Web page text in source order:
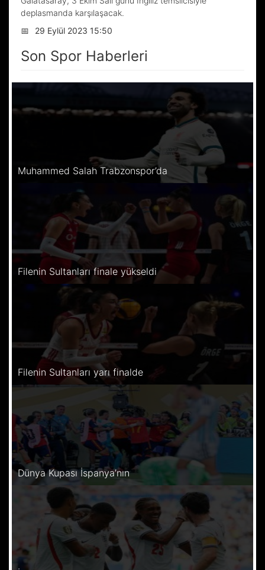
deplasmanda karşılaşacak.
📅
29 Eylül 2023 15:50
Son Spor Haberleri
Muhammed Salah Trabzonspor’da
Filenin Sultanları finale yükseldi
Filenin Sultanları yarı finalde
Dünya Kupası İspanya’nın